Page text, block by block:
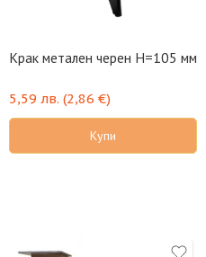
Крак метален черен H=105 мм
5,59 лв. (2,86 €)
Купи